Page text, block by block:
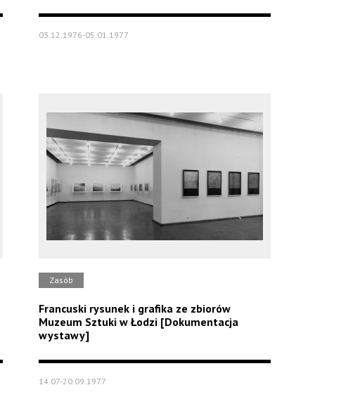
03.12.1976-05.01.1977
Zasób
Francuski rysunek i grafika ze zbiorów
Muzeum Sztuki w Łodzi [Dokumentacja
wystawy]
14.07-20.09.1977